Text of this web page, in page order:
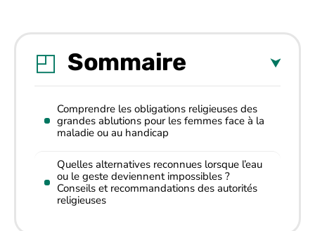
Sommaire
Comprendre les obligations religieuses des
grandes ablutions pour les femmes face à la
maladie ou au handicap
Quelles alternatives reconnues lorsque l’eau
ou le geste deviennent impossibles ?
Conseils et recommandations des autorités
religieuses